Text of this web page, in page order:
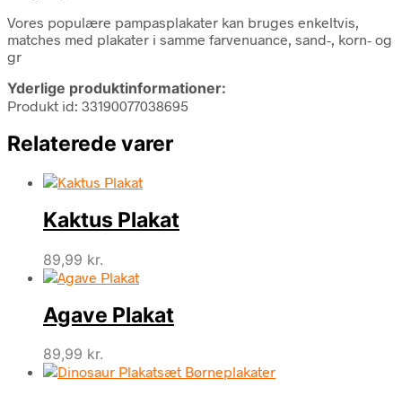
Vores populære pampasplakater kan bruges enkeltvis,
matches med plakater i samme farvenuance, sand-, korn- og
gr
Yderlige produktinformationer:
Produkt id: 33190077038695
Relaterede varer
Kaktus Plakat
89,99 kr.
Agave Plakat
89,99 kr.